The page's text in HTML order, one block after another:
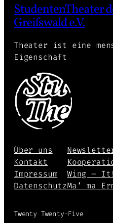
StudentenTheater
Greifswald e.V.
Theater ist eine
Eigenschaft
Über uns
Kontakt
Impressum
Datenschutz
Wing – It!
Ma‘ ma
Twenty Twenty-Five